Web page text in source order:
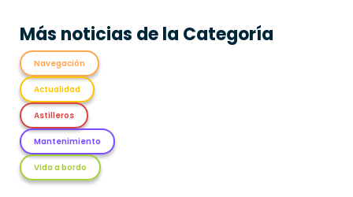
Más noticias de la Categoría
Navegación
Actualidad
Astilleros
Mantenimiento
Vida a bordo